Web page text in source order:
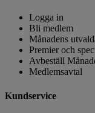
Logga in
Bli medlem
Månadens
Premier och
Avbeställ
Medlemsavtal
Kundservice